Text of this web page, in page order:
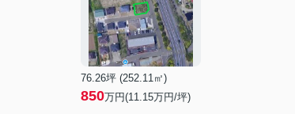
76.26坪 (252.11㎡)
850万円(11.15万円/坪)